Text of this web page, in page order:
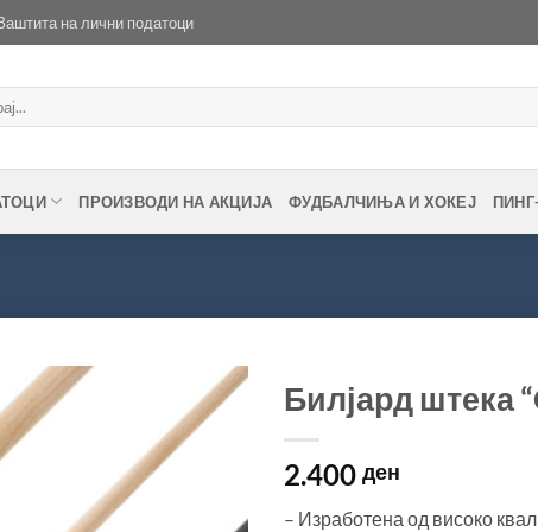
на лични податоци
ПРОИЗВОДИ НА АКЦИЈА ФУДБАЛЧИЊА И ХОКЕЈ
Во
желботека
Билјард штека
2.400 ден
– Изработена од високо